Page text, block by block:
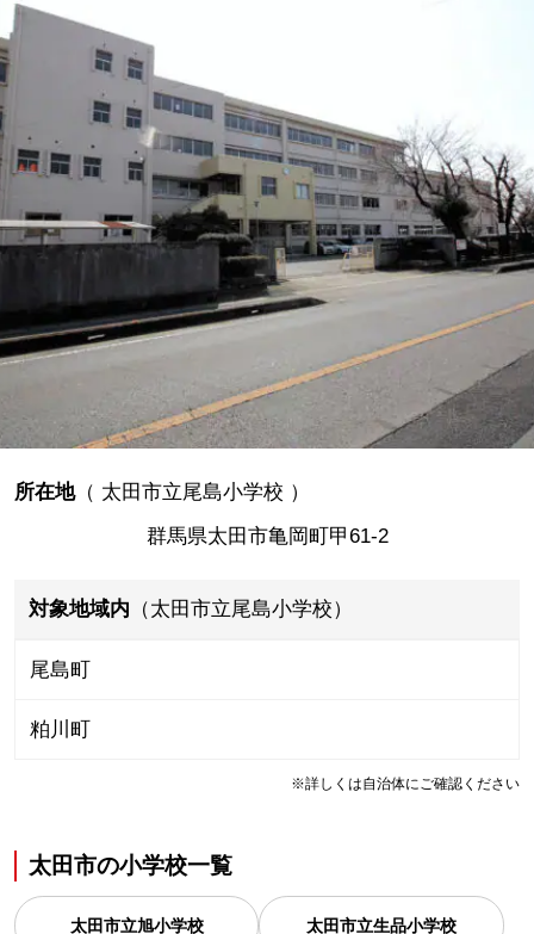
所在地（ 太田市立尾島小学校 ）
群馬県太田市亀岡町甲61-2
対象地域内 （太田市立尾島小学校）
尾島町
粕川町
※詳しくは自治体にご確認ください
太田市の小学校一覧
太田市立旭小学校 太田市立生品小学校